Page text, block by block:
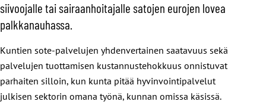
siivoojalle tai sairaanhoitajalle satojen eurojen lovea
palkkanauhassa.
Kuntien sote-palvelujen yhdenvertainen saatavuus sekä
palvelujen tuottamisen kustannustehokkuus onnistuvat
parhaiten silloin, kun kunta pitää hyvinvointipalvelut
julkisen sektorin omana työnä, kunnan omissa käsissä.